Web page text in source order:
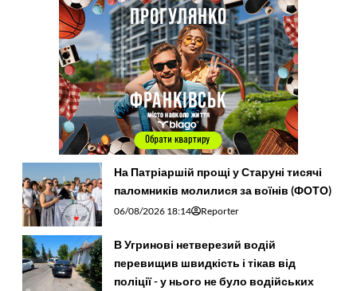
На Патріаршій прощі у Старуні тисячі
паломників молилися за воїнів (ФОТО)
06/08/2026 18:14 Reporter
В Угринові нетверезий водій
перевищив швидкість і тікав від
поліції - у нього не було водійських